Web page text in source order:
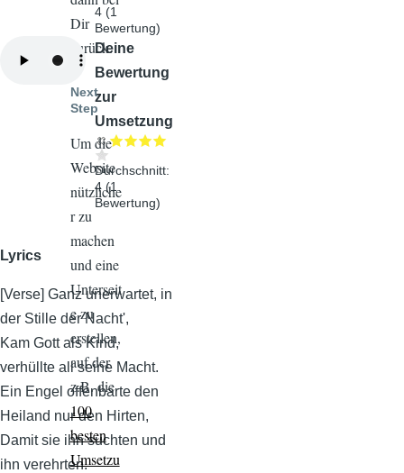
4 (1
Bewertung)
Deine
Bewertung
zur
Umsetzung
Durchschnitt:
4 (1
Bewertung)
Lyrics
[Verse] Ganz unerwartet, in
der Stille der Nacht',
Kam Gott als Kind,
verhüllte all seine Macht.
Ein Engel offenbarte den
Heiland nur den Hirten,
Damit sie ihn suchten und
ihn verehrten.
Dir
zurück.
Next
Step
Um die
Website
nützliche
r zu
machen
und eine
Unterseit
e zu
erstellen,
auf der
z.B. die
100
besten
Umsetzu